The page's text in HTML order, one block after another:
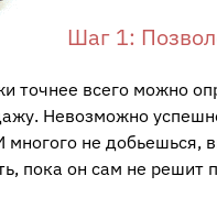
Шаг 1:
точнее всего можно
Невозможно
многого не
пока он сам не решит